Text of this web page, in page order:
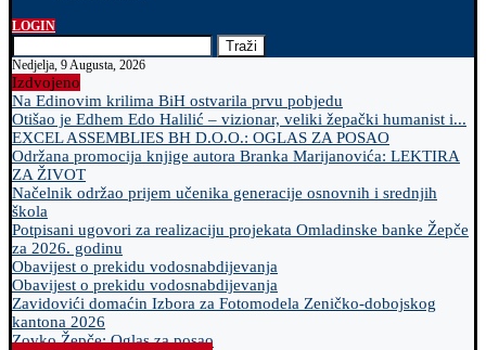
LOGIN
Traži
Nedjelja, 9 Augusta, 2026
Izdvojeno
Na Edinovim krilima BiH ostvarila prvu pobjedu
Otišao je Edhem Edo Halilić – vizionar, veliki žepački humanist i...
EXCEL ASSEMBLIES BH D.O.O.: OGLAS ZA POSAO
Održana promocija knjige autora Branka Marijanovića: LEKTIRA
ZA ŽIVOT
Načelnik održao prijem učenika generacije osnovnih i srednjih
škola
Potpisani ugovori za realizaciju projekata Omladinske banke Žepče
za 2026. godinu
Obavijest o prekidu vodosnabdijevanja
Obavijest o prekidu vodosnabdijevanja
Zavidovići domaćin Izbora za Fotomodela Zeničko-dobojskog
kantona 2026
Zovko Žepče: Oglas za posao